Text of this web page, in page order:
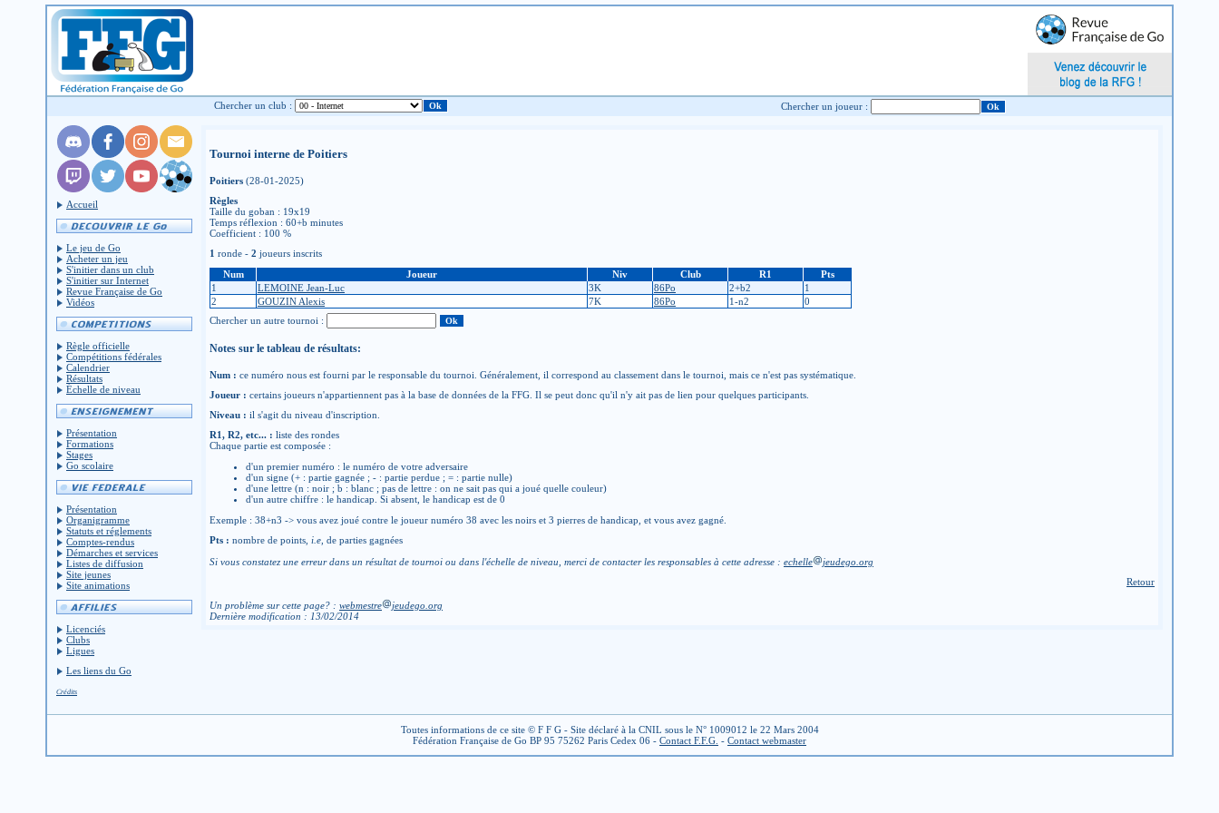
Chercher un club : Chercher un joueur :
Accueil
Le jeu de Go
Acheter un jeu
S'initier dans un club
S'initier sur Internet
Revue Française de Go
Vidéos
Règle officielle
Compétitions fédérales
Calendrier
Résultats
Échelle de niveau
Présentation
Formations
Stages
Go scolaire
Présentation
Organigramme
Statuts et réglements
Comptes-rendus
Démarches et services
Listes de diffusion
Site jeunes
Site animations
Licenciés
Clubs
Ligues
Les liens du Go
Crédits
Tournoi interne de Poitiers
Poitiers (28-01-2025)
Règles
Taille du goban : 19x19
Temps réflexion : 60+b minutes
Coefficient : 100 %
1 ronde - 2 joueurs inscrits
Num
Joueur Niv Club R1
Pts
1
LEMOINE Jean-Luc 3K 86Po 2+b2
1
2
GOUZIN Alexis 7K 86Po 1-n2
0
Chercher un autre tournoi :
Notes sur le tableau de résultats:
Num : ce numéro nous est fourni par le responsable du tournoi. Généralement, il correspond au classement dans le tournoi, mais ce n'est pas systématique.
Joueur : certains joueurs n'appartiennent pas à la base de données de la FFG. Il se peut donc qu'il n'y ait pas de lien pour quelques participants.
Niveau : il s'agit du niveau d'inscription.
R1, R2, etc... : liste des rondes
Chaque partie est composée :
d'un premier numéro : le numéro de votre adversaire
d'un signe (+ : partie gagnée ; - : partie perdue ; = : partie nulle)
d'une lettre (n : noir ; b : blanc ; pas de lettre : on ne sait pas qui a joué quelle couleur)
d'un autre chiffre : le handicap. Si absent, le handicap est de 0
Exemple : 38+n3 -> vous avez joué contre le joueur numéro 38 avec les noirs et 3 pierres de handicap, et vous avez gagné.
Pts : nombre de points, i.e , de parties gagnées
Si vous constatez une erreur dans un résultat de tournoi ou dans l'échelle de niveau, merci de contacter les responsables à cette adresse : echelle
jeudego.org
Retour
Un problème sur cette page? : webmestre
jeudego.org
Dernière modification : 13/02/2014
Toutes informations de ce site © F F G - Site déclaré à la CNIL sous le N° 1009012 le 22 Mars 2004
Fédération Française de Go BP 95 75262 Paris Cedex 06 - Contact F.F.G. - Contact webmaster